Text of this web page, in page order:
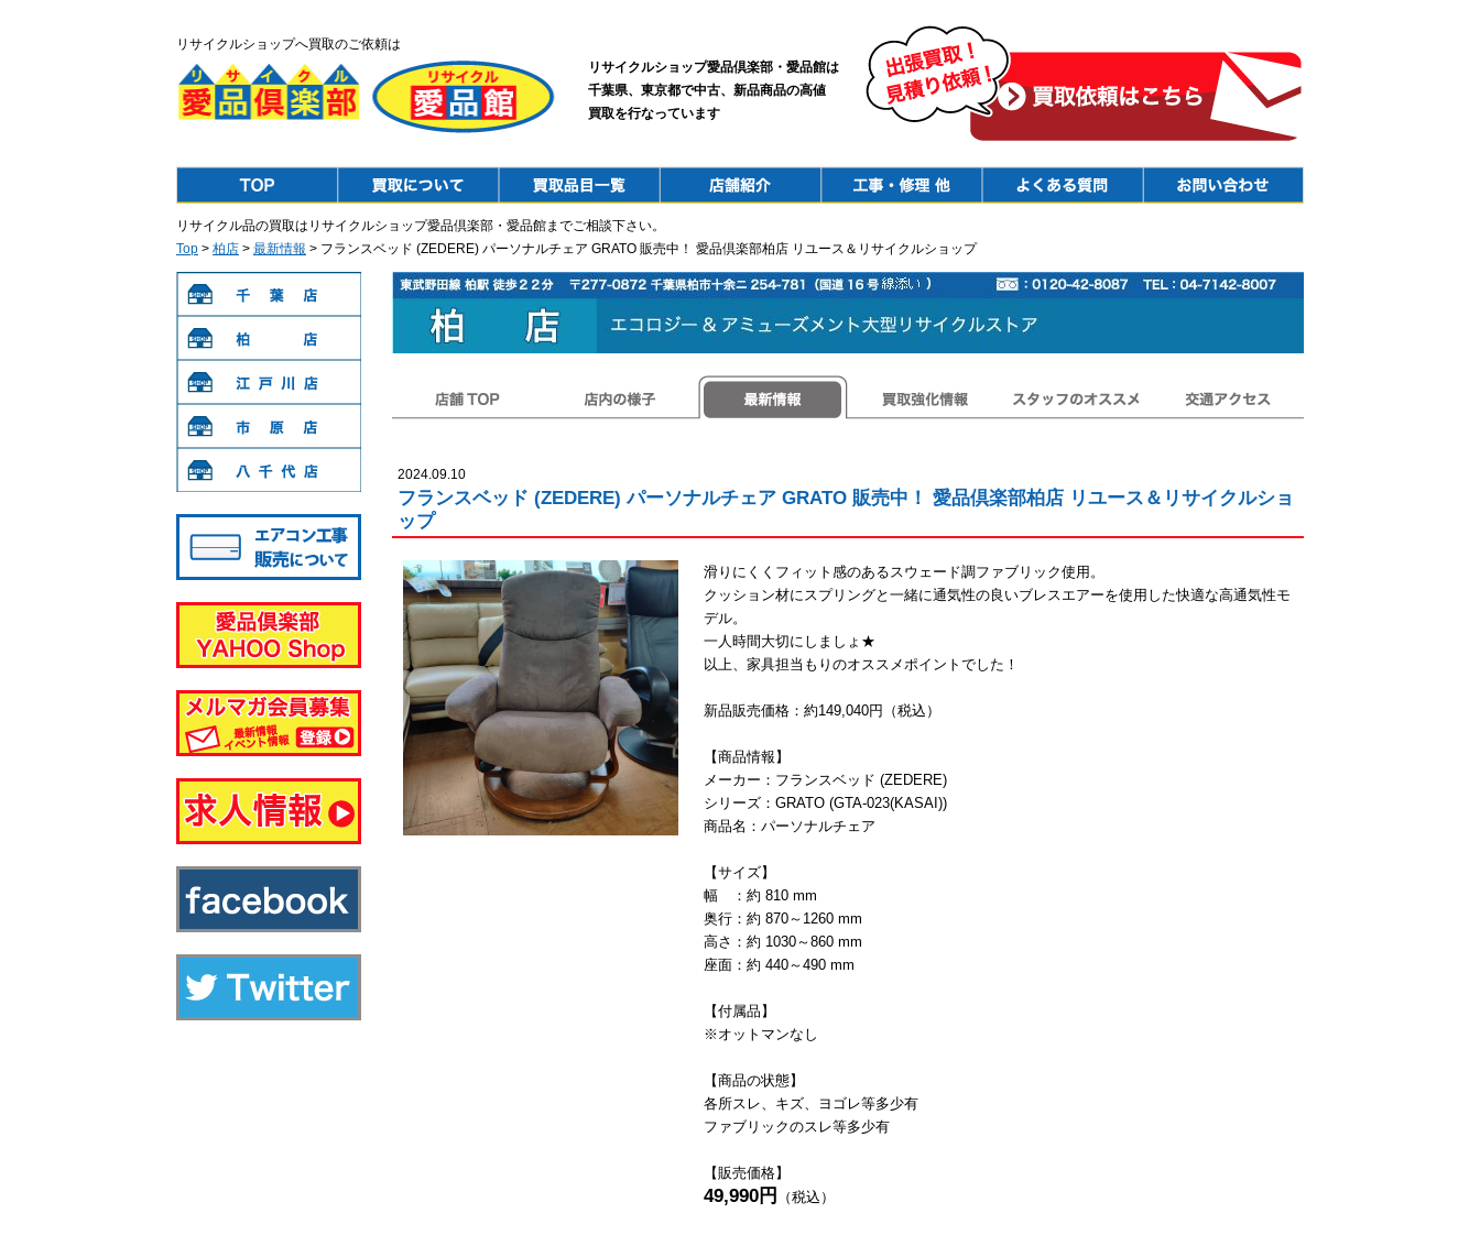
リサイクルショップへ買取のご依頼は
リサイクルショップ愛品倶楽部・愛品館は
千葉県、東京都で中古、新品商品の高値
買取を行なっています
リサイクル品の買取はリサイクルショップ愛品倶楽部・愛品館までご相談下さい。
Top > 柏店 > 最新情報 > フランスベッド (ZEDERE) パーソナルチェア GRATO 販売中！ 愛品倶楽部柏店 リユース＆リサイクルショップ
2024.09.10
フランスベッド (ZEDERE) パーソナルチェア GRATO 販売中！ 愛品倶楽部柏店 リユース＆リサイクルショ
ップ
滑りにくくフィット感のあるスウェード調ファブリック使用。
クッション材にスプリングと一緒に通気性の良いブレスエアーを使用した快適な高通気性モ
デル。
一人時間大切にしましょ★
以上、家具担当もりのオススメポイントでした！
新品販売価格：約149,040円（税込）
【商品情報】
メーカー：フランスベッド (ZEDERE)
シリーズ：GRATO (GTA-023(KASAI))
商品名：パーソナルチェア
【サイズ】
幅 ：約 810 mm
奥行：約 870～1260 mm
高さ：約 1030～860 mm
座面：約 440～490 mm
【付属品】
※オットマンなし
【商品の状態】
各所スレ、キズ、ヨゴレ等多少有
ファブリックのスレ等多少有
【販売価格】
49,990円 （税込）